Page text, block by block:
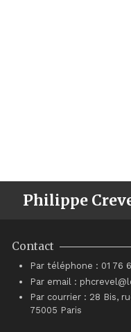
Philippe
Contact
Par téléphone : 01 76
Par email :
Par courrier : 28 Bis,
75005 Paris